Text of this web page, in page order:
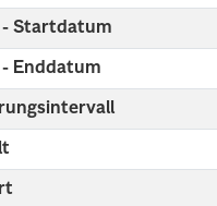
- Startdatum
Enddatum